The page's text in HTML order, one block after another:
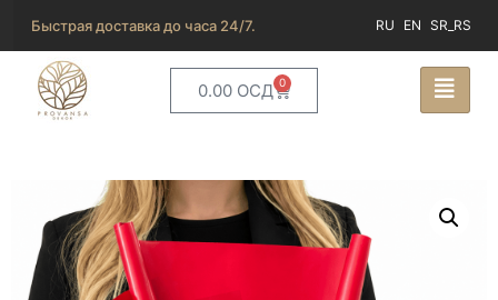
Быстрая доставка до часа 24/7. RU EN SR_RS
0.00 ОСД 0